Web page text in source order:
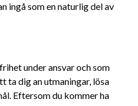
ingå som en naturlig del av
under ansvar och som
ta dig an utmaningar, lösa
Eftersom du kommer ha